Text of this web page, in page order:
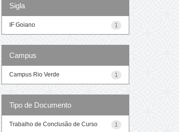
Sigla
1
IF Goiano
Campus
1
Campus Rio Verde
Tipo de Documento
1
Trabalho de Conclusão de Curso